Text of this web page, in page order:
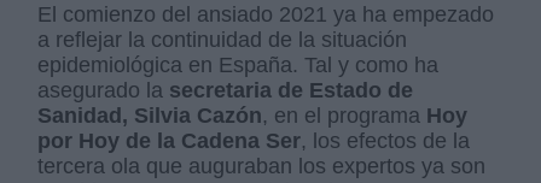
El comienzo del ansiado 2021 ya ha empezado
a reflejar la continuidad de la situación
epidemiológica en España. Tal y como ha
asegurado la secretaria de Estado de
Sanidad, Silvia Cazón, en el programa Hoy
por Hoy de la Cadena Ser, los efectos de la
tercera ola que auguraban los expertos ya son